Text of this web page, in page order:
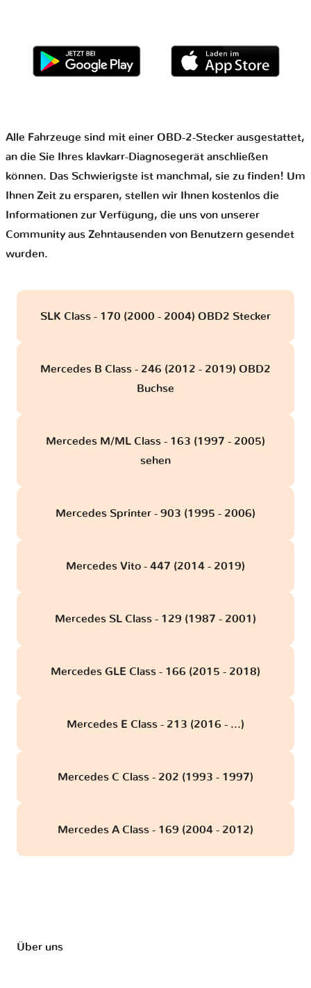
Alle Fahrzeuge sind mit einer OBD-2-Stecker ausgestattet,
an die Sie Ihres klavkarr-Diagnosegerät anschließen
können. Das Schwierigste ist manchmal, sie zu finden! Um
Ihnen Zeit zu ersparen, stellen wir Ihnen kostenlos die
Informationen zur Verfügung, die uns von unserer
Community aus Zehntausenden von Benutzern gesendet
wurden.
SLK Class - 170 (2000 - 2004) OBD2 Stecker
Mercedes B Class - 246 (2012 - 2019) OBD2
Buchse
Mercedes M/ML Class - 163 (1997 - 2005)
sehen
Mercedes Sprinter - 903 (1995 - 2006)
Mercedes Vito - 447 (2014 - 2019)
Mercedes SL Class - 129 (1987 - 2001)
Mercedes GLE Class - 166 (2015 - 2018)
Mercedes E Class - 213 (2016 - ...)
Mercedes C Class - 202 (1993 - 1997)
Mercedes A Class - 169 (2004 - 2012)
Über uns